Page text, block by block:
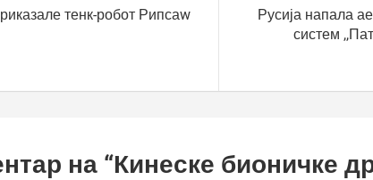
тенк-робот Рипсаw
Русија напала
систем
на “Кинеске бионичке